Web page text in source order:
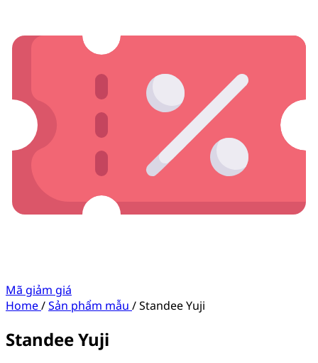
Mã giảm giá
Home/Sản phẩm mẫu /Standee Yuji
Standee Yuji